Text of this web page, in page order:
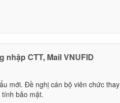
CTT, Mail VNUFID
mới. Đề nghị cán bộ viên chức thay
bảo mật.